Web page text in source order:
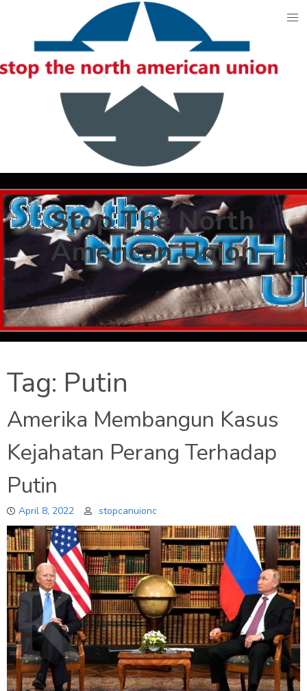
content
Stop The North
American Union
Tag: Putin
Amerika Membangun Kasus
Kejahatan Perang Terhadap
Putin
April 8, 2022 stopcanuionc